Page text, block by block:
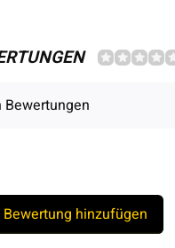
Bewertungen
Bewertung hinzufügen